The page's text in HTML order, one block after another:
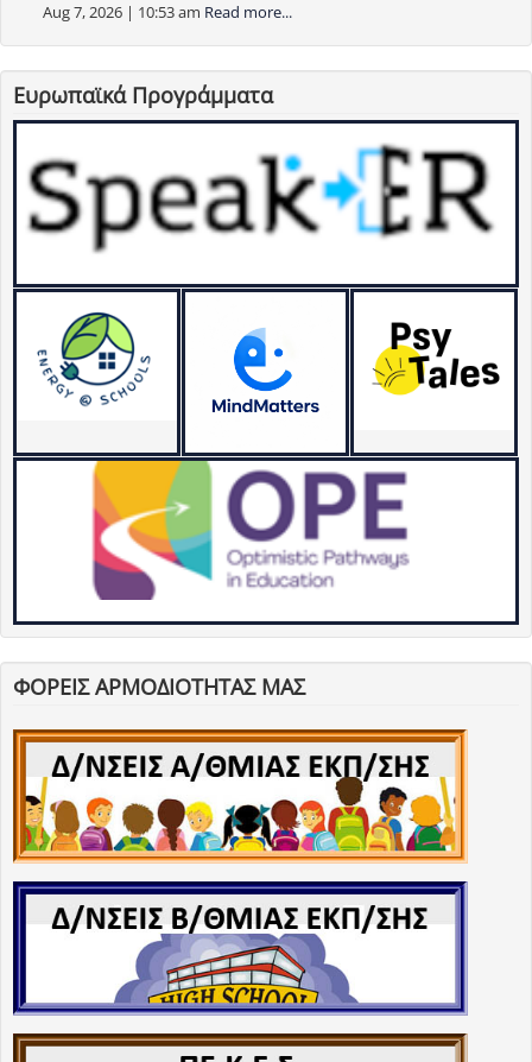
Aug 7, 2026 | 10:53 am Read more...
Ευρωπαϊκά Προγράμματα
ΦΟΡΕΙΣ ΑΡΜΟΔΙΟΤΗΤΑΣ ΜΑΣ